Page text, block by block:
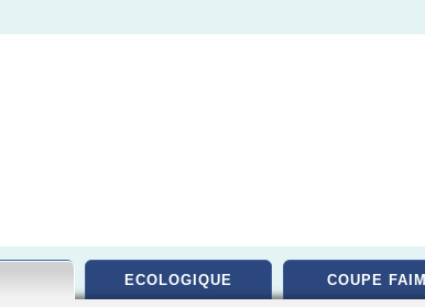
ECOLOGIQUE COUPE FAIM